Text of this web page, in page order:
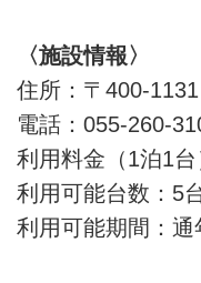
〈施設情報〉
住所：〒400-
電話：055-260-
利用料金（1泊1台
利用可能台数：5
利用可能期間：通